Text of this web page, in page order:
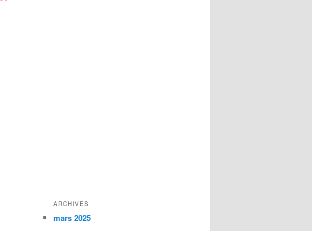
ARCHIVES
mars 2025